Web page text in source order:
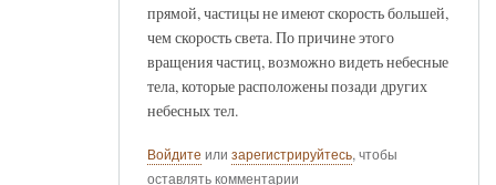
прямой, частицы не имеют скорость большей,
чем скорость света. По причине этого
вращения частиц, возможно видеть небесные
тела, которые расположены позади других
небесных тел.
Войдите или зарегистрируйтесь, чтобы
оставлять комментарии